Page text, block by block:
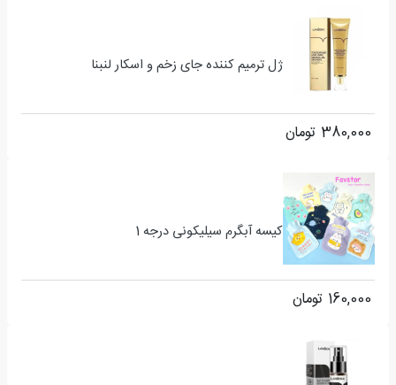
ژل ترمیم کننده جای زخم و اسکار لنبنا
380,000 تومان
کیسه آبگرم سیلیکونی درجه 1
160,000 تومان